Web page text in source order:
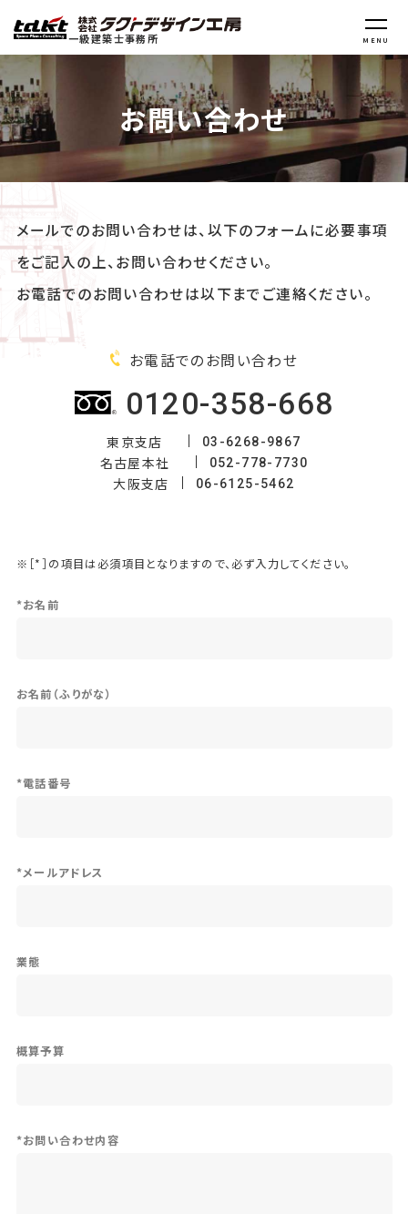
一級建築士事務所 MENU
お問い合わせ
メールでのお問い合わせは、以下のフォームに必要事項
をご記⼊の上、お問い合わせください。
お電話でのお問い合わせは以下までご連絡ください。
お電話でのお問い合わせ
0120-358-668
東京支店 03-6268-9867
名古屋本社 052-778-7730
大阪支店 06-6125-5462
※［*］の項目は必須項目となりますので、必ず入力してください。
*お名前
お名前（ふりがな）
*電話番号
*メールアドレス
業態
概算予算
*お問い合わせ内容